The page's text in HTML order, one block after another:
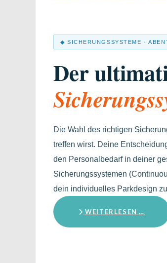
◆ SICHERUNGSSYSTEME ·
Der
Die Wahl des richtigen
treffen wirst. Deine
den Personalbedarf in deiner
Sicherungssystemen
dein individuelles Parkdesign
WEITERLESEN …